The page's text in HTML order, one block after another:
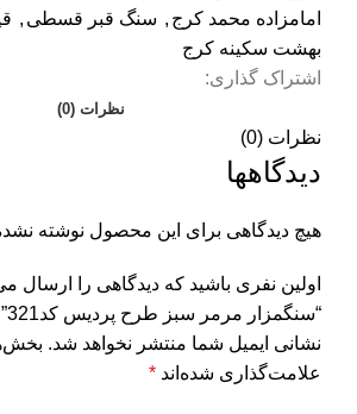
امامزاده محمد کرج , سنگ قبر قسطی ,
بهشت سکینه کرج
اشتراک گذاری:
نظرات (0)
نظرات (0)
دیدگاهها
هیچ دیدگاهی برای این محصول نوشته
اولین نفری باشید که دیدگاهی را ارسال
“سنگمزار مرمر سبز طرح پردیس کد321”
نشانی ایمیل شما منتشر نخواهد شد.
علامت‌گذاری شده‌اند *